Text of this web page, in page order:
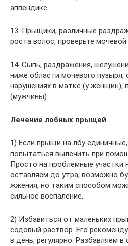
аппендикс.
13. Прыщики, различные
роста волос, проверьте мочевой
14. Сыпь, раздражения,
ниже области мочевого пузыря,
нарушениях в матке (у женщин),
(мужчины).
Лечение лобных прыщей
1) Если прыщи на лбу
попытаться вылечить при
Просто на проблемные участки
оставляем до утра, возможно
жжения, но таким способом
сильное воспаление.
2) Избавиться от маленьких
содовый раствор. Его
в день, регулярно. Разбавляем